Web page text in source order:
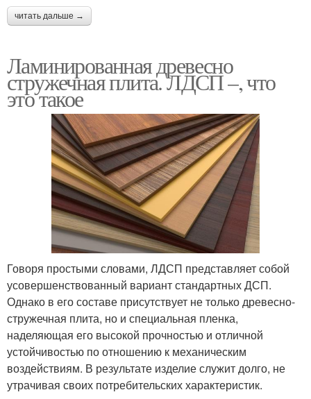
читать дальше →
Ламинированная древесно
стружечная плита. ЛДСП –, что
это такое
Говоря простыми словами, ЛДСП представляет собой
усовершенствованный вариант стандартных ДСП.
Однако в его составе присутствует не только древесно-
стружечная плита, но и специальная пленка,
наделяющая его высокой прочностью и отличной
устойчивостью по отношению к механическим
воздействиям. В результате изделие служит долго, не
утрачивая своих потребительских характеристик.